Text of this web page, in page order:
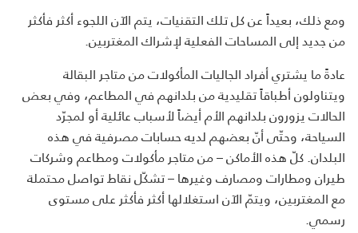
ومع ذلك، بعيداً عن كل تلك التقنيات، يتم الآن اللجوء أكثر فأكثر
من جديد إلى المساحات الفعلية لإشراك المغتربين.
عادةً ما يشتري أفراد الجاليات المأكولات من متاجر البقالة
ويتناولون أطباقاً تقليدية من بلدانهم في المطاعم، وفي بعض
الحالات يزورون بلدانهم الأم أيضاً لأسباب عائلية أو لمجرّد
السياحة، وحتّى أنّ بعضهم لديه حسابات مصرفية في هذه
البلدان. كلّ هذه الأماكن – من متاجر مأكولات ومطاعم وشركات
طيران ومطارات ومصارف وغيرها – تشكّل نقاط تواصل محتملة
مع المغتربين، ويتمّ الآن استغلالها أكثر فأكثر على مستوى
رسمي.